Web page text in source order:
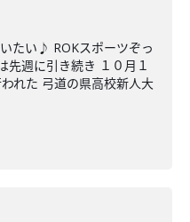
たい♪ ROKスポーツぞっ
先週に引き続き １０月１
れた 弓道の県高校新人大